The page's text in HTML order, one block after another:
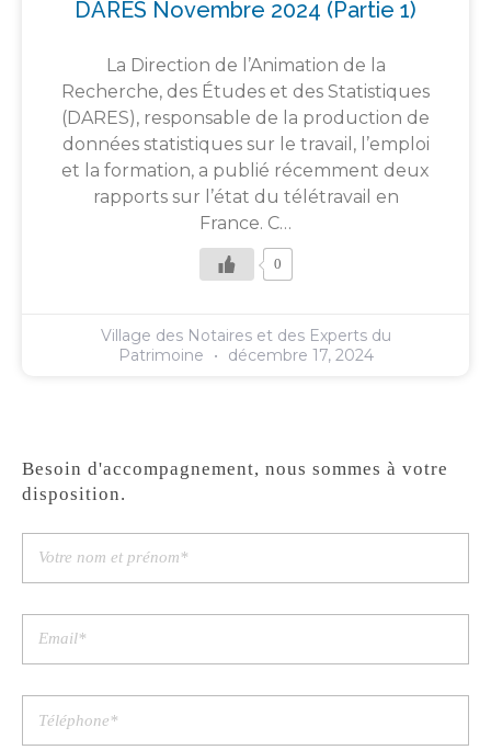
DARES Novembre 2024 (partie 1)
La Direction de l’Animation de la
Recherche, des Études et des Statistiques
(DARES), responsable de la production de
données statistiques sur le travail, l’emploi
et la formation, a publié récemment deux
rapports sur l’état du télétravail en
France. C…
0
Village des Notaires et des Experts du
Patrimoine
décembre 17, 2024
Besoin d'accompagnement, nous sommes à votre
disposition.